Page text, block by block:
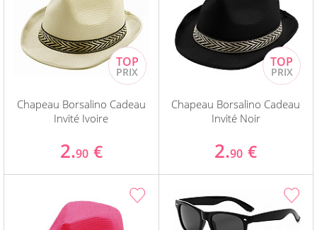
Chapeau Borsalino Cadeau
Invité Ivoire
2.90 €
Chapeau Borsalino Cadeau
Invité Noir
2.90 €